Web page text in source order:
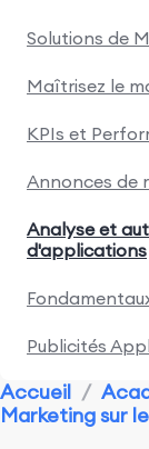
Solutions de
Maîtrisez le
KPIs et
Annonces de
Analyse et
d'applications
Publicités
Recherche
Accueil /
Marketing sur